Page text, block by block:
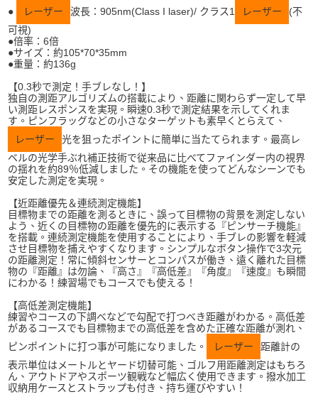
●
レーザー 波長：905nm(Class I laser)/ クラス1 レーザー
(不
可視)
●倍率：6倍
●サイズ：約105*70*35mm
●重量：約136g
【0.3秒で測定！手ブレなし！】
独自の測距アルゴリズムの搭載により、距離に関わらず一定して早
い測距レスポンスを実現。瞬速0.3秒で測定結果を示してくれま
す。ピンフラッグなどの小さなターゲットも素早くとらえて、
レーザー
光を狙ったポイントに簡単に当たてられます。最高レ
ベルの光学手ぶれ補正技術で従来品に比べてファインダー内の視界
の揺れを約89％低減しました。その機能を使ってどんなシーンでも
安定した測定を実現。
【近距離優先＆連続測定機能】
目標物までの距離を測るときに、誤って目標物の背景を測定しない
よう、近くの目標物の距離を優先的に表示する『ピンサーチ機能』
を搭載。連続測定機能を使用することにより、手ブレの影響を軽減
させ目標物を捕えやすくなります。シンプルなボタン操作で3次元
の距離測定！常に傾斜センサーとコンパスが働き、遠く離れた目標
物の『距離』は勿論、『高さ』『高低差』『角度』『速度』も瞬間
にわかる！練習場でもコースでも使える！
【高低差測定機能】
練習やコースの下調べなどで勾配で打つべき距離がわかる。高低差
があるコースでも目標物までの高低差を含めた正確な距離が測れ、
ピンポイントに打つ事が可能になりました。
レーザー
距離計の
表示単位はメートルとヤード切替可能、ゴルフ用距離測定はもちろ
ん、アウトドアやスポーツ観戦など幅広く使用できます。撥水加工
収納用ケースとストラップも付き、持ち運びやすい！